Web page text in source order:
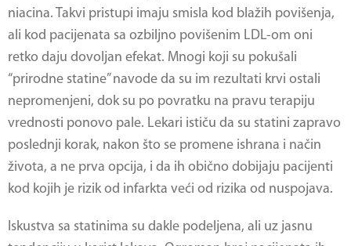
niacina. Takvi pristupi imaju smisla kod blažih povišenja,
ali kod pacijenata sa ozbiljno povišenim LDL-om oni
retko daju dovoljan efekat. Mnogi koji su pokušali
“prirodne statine” navode da su im rezultati krvi ostali
nepromenjeni, dok su po povratku na pravu terapiju
vrednosti ponovo pale. Lekari ističu da su statini zapravo
poslednji korak, nakon što se promene ishrana i način
života, a ne prva opcija, i da ih obično dobijaju pacijenti
kod kojih je rizik od infarkta veći od rizika od nuspojava.
Iskustva sa statinima su dakle podeljena, ali uz jasnu